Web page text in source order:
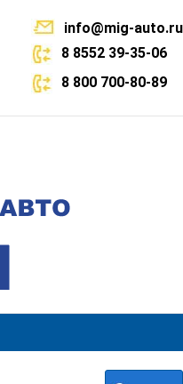
info@mig-auto.ru
8 8552 39-35-06
8 800 700-80-89